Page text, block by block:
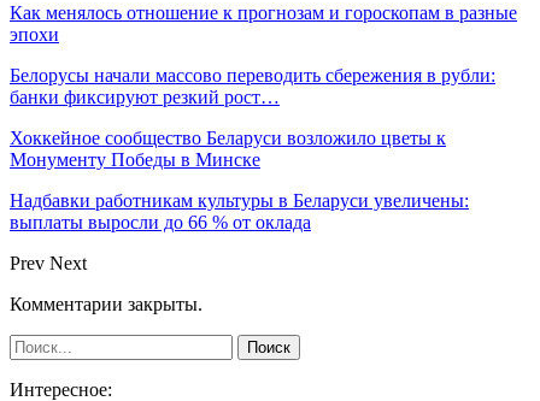
Как менялось отношение к прогнозам и гороскопам в разные
эпохи
Белорусы начали массово переводить сбережения в рубли:
банки фиксируют резкий рост…
Хоккейное сообщество Беларуси возложило цветы к
Монументу Победы в Минске
Надбавки работникам культуры в Беларуси увеличены:
выплаты выросли до 66 % от оклада
Prev Next
Комментарии закрыты.
Интересное: